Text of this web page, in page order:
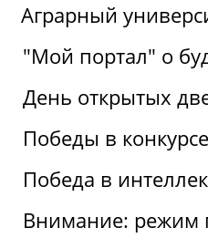
Аграрный
"Мой портал" о
День открытых
Победы в
Победа в
Внимание: режим